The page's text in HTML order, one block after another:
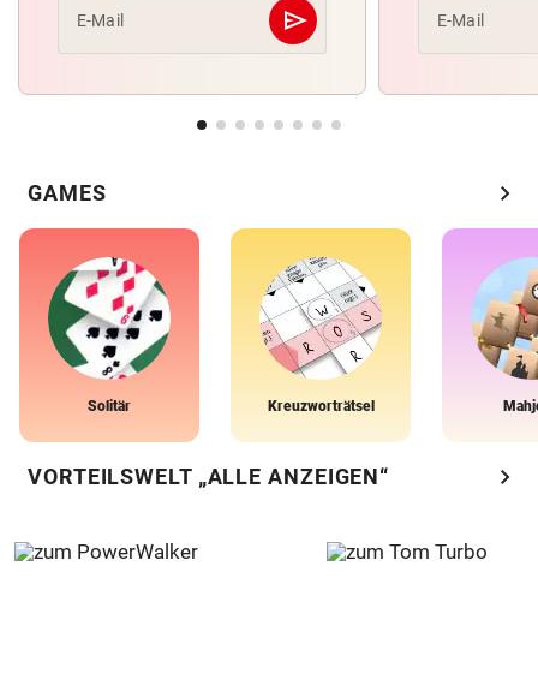
E-Mail send
Abschicken E-Mail
GAMES chevron_right
Solitär Kreuzworträtsel
VORTEILSWELT „ALLE ANZEIGEN“ chevron_right